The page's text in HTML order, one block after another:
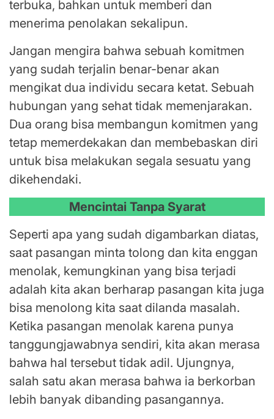
terbuka, bahkan untuk memberi dan
menerima penolakan sekalipun.
Jangan mengira bahwa sebuah komitmen
yang sudah terjalin benar-benar akan
mengikat dua individu secara ketat. Sebuah
hubungan yang sehat tidak memenjarakan.
Dua orang bisa membangun komitmen yang
tetap memerdekakan dan membebaskan diri
untuk bisa melakukan segala sesuatu yang
dikehendaki.
Mencintai Tanpa Syarat
Seperti apa yang sudah digambarkan diatas,
saat pasangan minta tolong dan kita enggan
menolak, kemungkinan yang bisa terjadi
adalah kita akan berharap pasangan kita juga
bisa menolong kita saat dilanda masalah.
Ketika pasangan menolak karena punya
tanggungjawabnya sendiri, kita akan merasa
bahwa hal tersebut tidak adil. Ujungnya,
salah satu akan merasa bahwa ia berkorban
lebih banyak dibanding pasangannya.